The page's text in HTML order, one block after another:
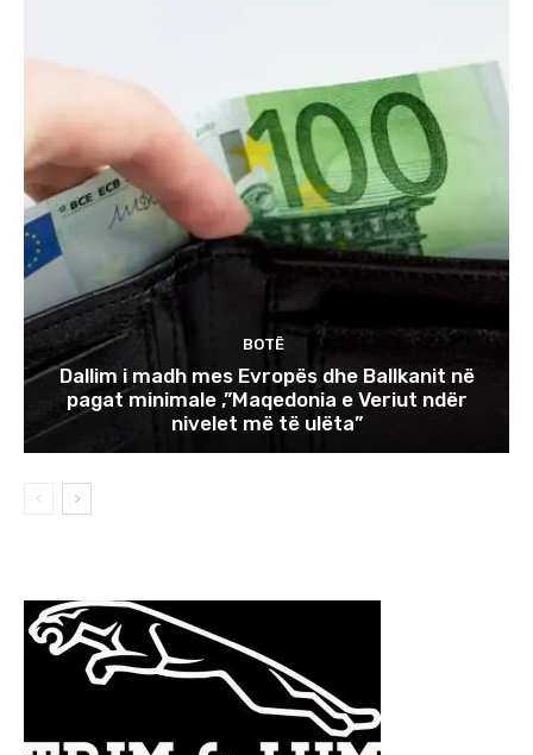
BOTË
Dallim i madh mes Evropës dhe Ballkanit në
pagat minimale ,”Maqedonia e Veriut ndër
nivelet më të ulëta”